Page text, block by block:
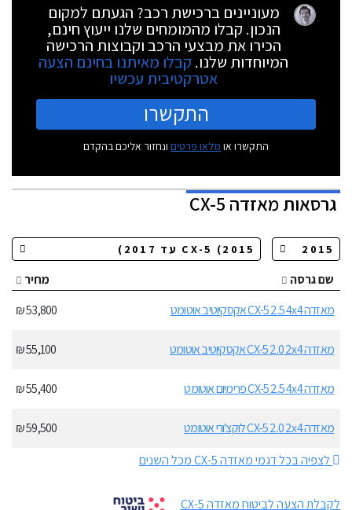
מעוניינים ברכישת רכב? הגעתם למקום
הנכון. קבלו מהמומחים שלנו ייעוץ חינם,
הכירו את מבצעי הרכב וקבוצות הרכישה
המיוחדות שלנו. קבלו מאיתנו בחינם הצעה
אטרקטיבית עכשיו
התקשרו
התקשרו או מלאו פרטים ונחזור אליכם בהקדם
גרסאותמאזדה CX-5
שם גרסה
מחיר
מאזדה CX-5 2.5 4x4 אקסקיוטיב אוטומט
53,800 ₪
מאזדה CX-5 2.0 2x4 אקסקיוטיב אוטומט 55,100 ₪
מאזדה CX-5 2.5 4x4 פרימיום אוטומט 55,400 ₪
מאזדה CX-5 2.0 2x4 לוקצ'ורי אוטומט
59,500 ₪
לצפיה בכל דגמי מאזדה CX-5 מכל השנים
לקבלת הצעה לביטוח מאזדה CX-5